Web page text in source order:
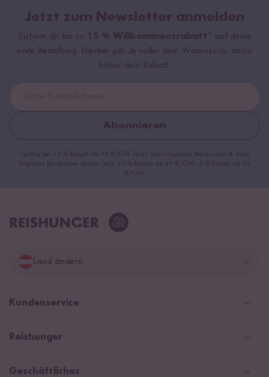
Jetzt zum Newsletter anmelden
Sichere dir bis zu 15 % Willkommensrabatt* auf deine
erste Bestellung. Hierbei gilt: Je voller dein Warenkorb, desto
höher dein Rabatt.
Abonnieren
*gültig bei 15 % Rabatt ab 99 €/CHF (exkl. Sumi Digitaler Reiskocher & Sumi
Digitaler Reiskocher Starter Set), 10 % Rabatt ab 69 €/CHF, 5 % Rabatt ab 29
€/CHF
Land ändern
Deutschland
Niederlande
Kundenservice
Help Center und FAQ
Zahlarten
Reishunger
Newsletter
Geschäftliches